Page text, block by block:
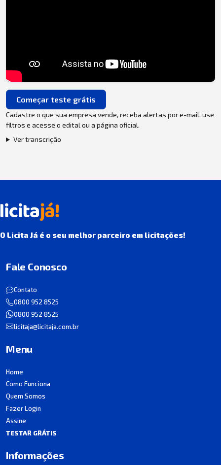
Começar teste grátis
Cadastre o que sua empresa vende, receba alertas por e-mail, use
filtros e acesse o edital ou a página oficial.
Ver transcrição
O Licita Já é o seu melhor parceiro em licitações!
Fale Conosco
Contato
0800 952 8525
0800 952 8525
licitaja@licitaja.com.br
Menu
Home
Como Funciona
Quem Somos
Fazer Login
Assine
TESTAR GRÁTIS
Informações